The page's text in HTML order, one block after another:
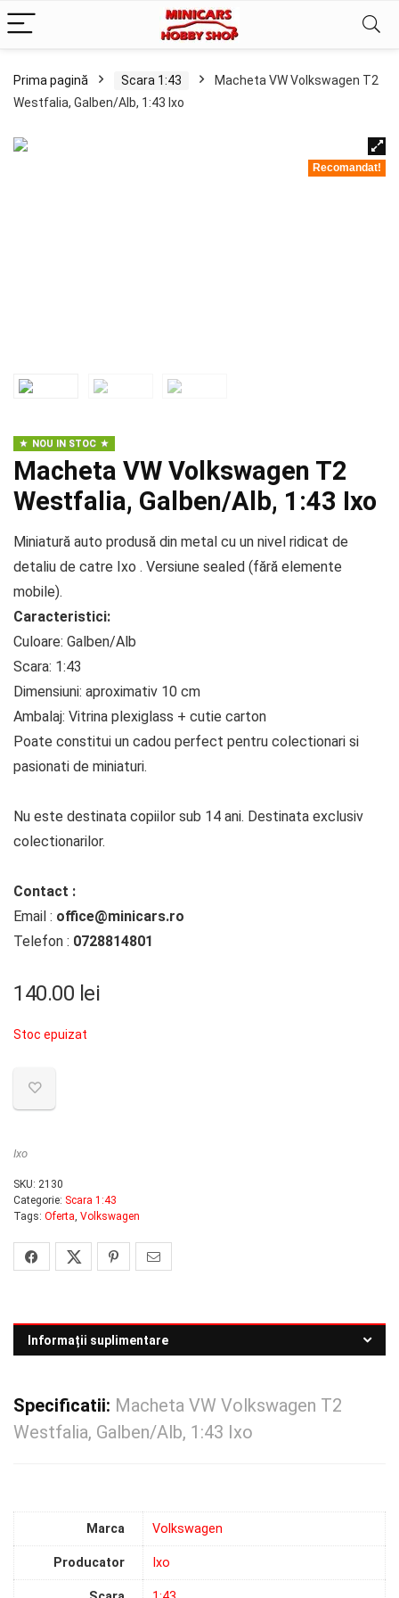
Prima pagină Scara 1:43
Macheta VW Volkswagen T2
Westfalia, Galben/Alb, 1:43 Ixo
Recomandat!
NOU IN STOC
Macheta VW Volkswagen T2
Westfalia, Galben/Alb, 1:43 Ixo
Miniatură auto produsă din metal cu un nivel ridicat de
detaliu de catre Ixo . Versiune sealed (fără elemente
mobile).
Caracteristici:
Culoare: Galben/Alb
Scara: 1:43
Dimensiuni: aproximativ 10 cm
Ambalaj: Vitrina plexiglass + cutie carton
Poate constitui un cadou perfect pentru colectionari si
pasionati de miniaturi.
Nu este destinata copiilor sub 14 ani. Destinata exclusiv
colectionarilor.
Contact :
Email : office@minicars.ro
Telefon : 0728814801
140.00 lei
Stoc epuizat
Ixo
SKU: 2130
Categorie: Scara 1:43
Tags: Oferta, Volkswagen
Informații suplimentare
Specificatii: Macheta VW Volkswagen T2
Westfalia, Galben/Alb, 1:43 Ixo
Marca Volkswagen
Producator Ixo